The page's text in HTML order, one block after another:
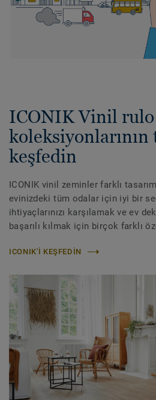
ICONIK Vinil rulo
koleksiyonlarının
keşfedin
ICONIK vinil zeminler farklı
evinizdeki tüm odalar için iyi bir
ihtiyaçlarınızı karşılamak ve ev
başarılı kılmak için birçok farklı
ICONIK'I KEŞFEDIN